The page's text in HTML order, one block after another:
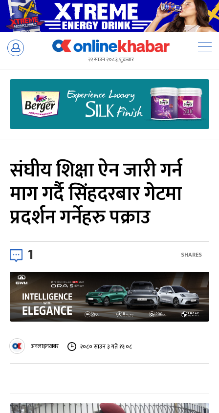
Skip
२२ साउन २०८३, शुक्रबार
संघीय शिक्षा ऐन जारी गर्न
माग गर्दै सिंहदरबार गेटमा
प्रदर्शन गर्नेहरु पक्राउ
1 SHARES
अनलाइनखबर २०८० साउन ३ गते १२:०८